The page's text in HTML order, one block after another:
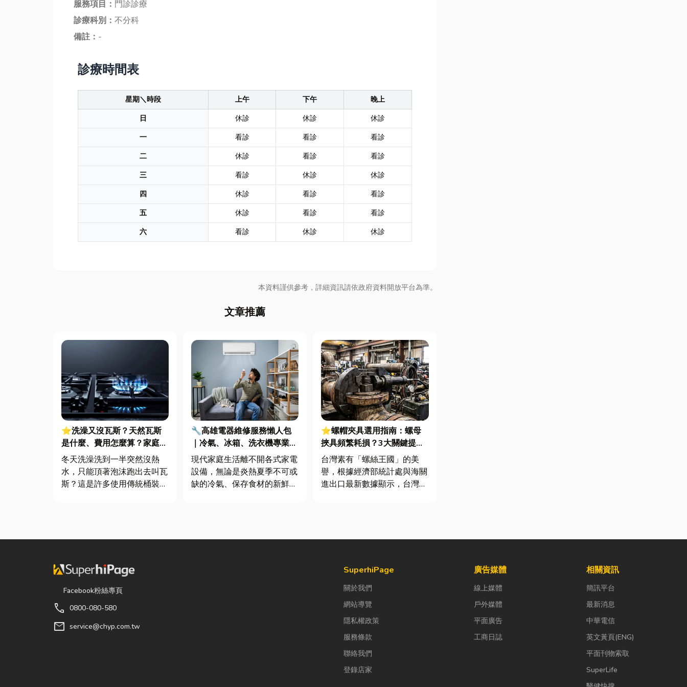
服務項目： 門診診療
診療科別： 不分科
備註： -
診療時間表
星期＼時段 上午 下午
晚上
日
休診 休診
休診
一
看診 看診
看診
二
休診 看診
看診
三
看診 休診
休診
四
休診 看診
看診
五
休診 看診
看診
六
看診 休診 休診
本資料謹供參考，詳細資訊請依政府資料開放平台為準。
文章推薦
⭐洗澡又沒瓦斯？天然瓦斯
是什麼、費用怎麼算？家庭能
源選擇與配管工程全解析
冬天洗澡洗到一半突然沒熱
水，只能頂著泡沫跑出去叫瓦
斯？這是許多使用傳統桶裝瓦
天然瓦斯...
🔧高雄電器維修服務懶人包
｜冷氣、冰箱、洗衣機專業維
修
現代家庭生活離不開各式家電
設備，無論是炎熱夏季不可或
缺的冷氣、保存食材的新鮮冰
⭐螺帽夾具選用指南：螺母
挾具頻繁耗損？3大關鍵提升
扣件成型良率與壽命
台灣素有「螺絲王國」的美
譽，根據經濟部統計處與海關
進出口最新數據顯示，台灣扣
Facebook粉絲專頁
call 0800-080-580
mail service@chyp.com.tw
SuperhiPage
關於我們
網站導覽
隱私權政策
服務條款
聯絡我們
登錄店家
廣告媒體
線上媒體
戶外媒體
平面廣告
工商日誌
相關資訊
簡訊平台
最新消息
中華電信
英文黃頁(ENG)
平面刊物索取
SuperLife